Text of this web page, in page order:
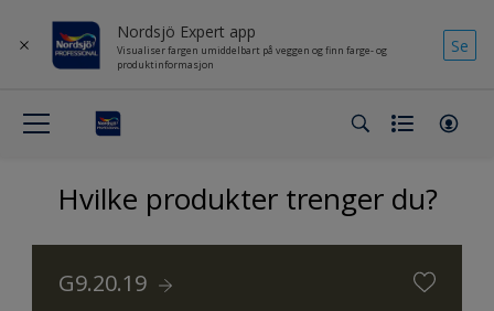
Nordsjö Expert app
Visualiser fargen umiddelbart på veggen og finn farge- og
produktinformasjon
Se
Hvilke produkter trenger du?
G9.20.19